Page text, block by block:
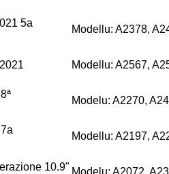
5a
Modellu: A2378,
Modellu: A2567,
Modelu: A2270,
Modellu: A2197,
10.9" Modelu: A2072,